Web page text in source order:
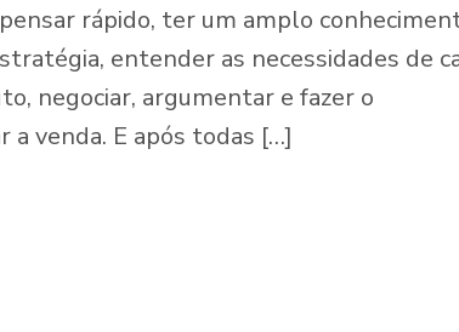
rápido, ter um amplo
entender as necessidades de
negociar, argumentar e fazer o
venda. E após todas […]